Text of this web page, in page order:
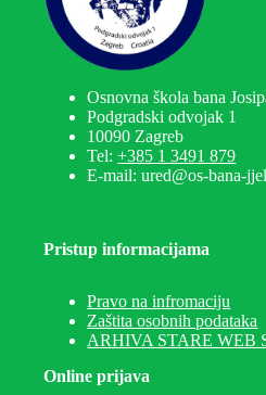
Osnovna škola bana
Podgradski odvojak 1
10090 Zagreb
Tel:+385 1 3491 879
E-mail: ured@os-bana-
Pristup informacijama
Pravo na infromaciju
Zaštita osobnih podataka
ARHIVA STARE WEB
Online prijava